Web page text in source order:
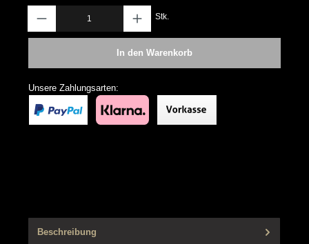
Stk.
In den Warenkorb
Unsere Zahlungsarten:
Beschreibung